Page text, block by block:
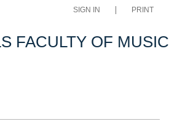
SIGN IN PRINT
FACULTY OF MUSIC